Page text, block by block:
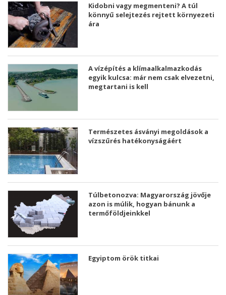
Kidobni vagy megmenteni? A túl
könnyű selejtezés rejtett környezeti
ára
A vízépítés a klímaalkalmazkodás
egyik kulcsa: már nem csak elvezetni,
megtartani is kell
Természetes ásványi megoldások a
vízszűrés hatékonyságáért
Túlbetonozva: Magyarország jövője
azon is múlik, hogyan bánunk a
termőföldjeinkkel
Egyiptom örök titkai